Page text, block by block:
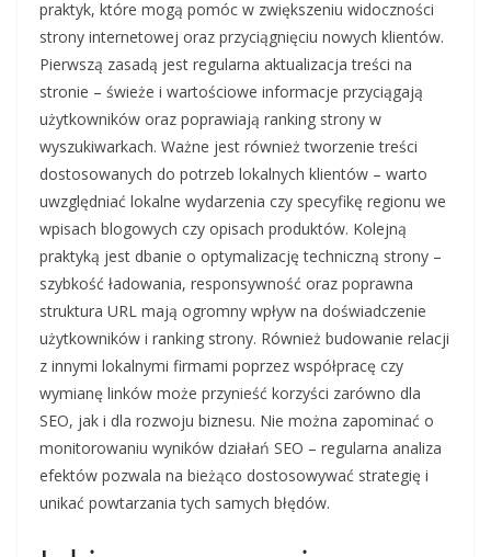
praktyk, które mogą pomóc w zwiększeniu widoczności
strony internetowej oraz przyciągnięciu nowych klientów.
Pierwszą zasadą jest regularna aktualizacja treści na
stronie – świeże i wartościowe informacje przyciągają
użytkowników oraz poprawiają ranking strony w
wyszukiwarkach. Ważne jest również tworzenie treści
dostosowanych do potrzeb lokalnych klientów – warto
uwzględniać lokalne wydarzenia czy specyfikę regionu we
wpisach blogowych czy opisach produktów. Kolejną
praktyką jest dbanie o optymalizację techniczną strony –
szybkość ładowania, responsywność oraz poprawna
struktura URL mają ogromny wpływ na doświadczenie
użytkowników i ranking strony. Również budowanie relacji
z innymi lokalnymi firmami poprzez współpracę czy
wymianę linków może przynieść korzyści zarówno dla
SEO, jak i dla rozwoju biznesu. Nie można zapominać o
monitorowaniu wyników działań SEO – regularna analiza
efektów pozwala na bieżąco dostosowywać strategię i
unikać powtarzania tych samych błędów.